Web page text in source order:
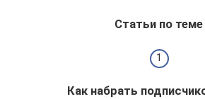
Статьи по теме
Как набрать